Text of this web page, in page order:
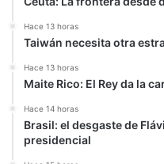
Hace 13 horas
Taiwán necesita otra
Hace 13 horas
Maite Rico: El Rey da la
Hace 14 horas
Brasil: el desgaste de
presidencial